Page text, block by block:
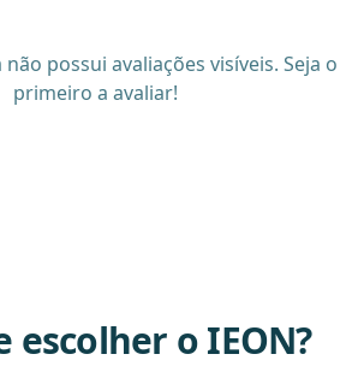
possui avaliações visíveis. Seja o
primeiro a avaliar!
escolher o IEON?